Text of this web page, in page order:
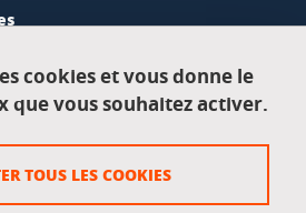
cookies et vous donne le
que vous souhaitez activer.
TOUS LES COOKIES